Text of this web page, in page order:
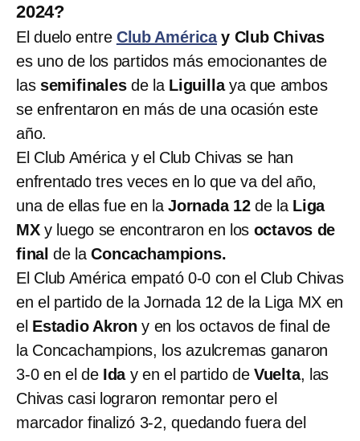
2024?
El duelo entre Club Américay Club Chivas
es uno de los partidos más emocionantes de
las semifinalesde la Liguillaya que ambos
se enfrentaron en más de una ocasión este
año.
El Club América y el Club Chivas se han
enfrentado tres veces en lo que va del año,
una de ellas fue en laJornada 12de la Liga
MXy luego se encontraron en los octavos de
finalde laConcachampions.
El Club América empató 0-0 con el Club Chivas
en el partido de la Jornada 12 de la Liga MX en
el Estadio Akrony en los octavos de final de
la Concachampions, los azulcremas ganaron
3-0 en el de Iday en el partido de Vuelta, las
Chivas casi lograron remontar pero el
marcador finalizó 3-2, quedando fuera del